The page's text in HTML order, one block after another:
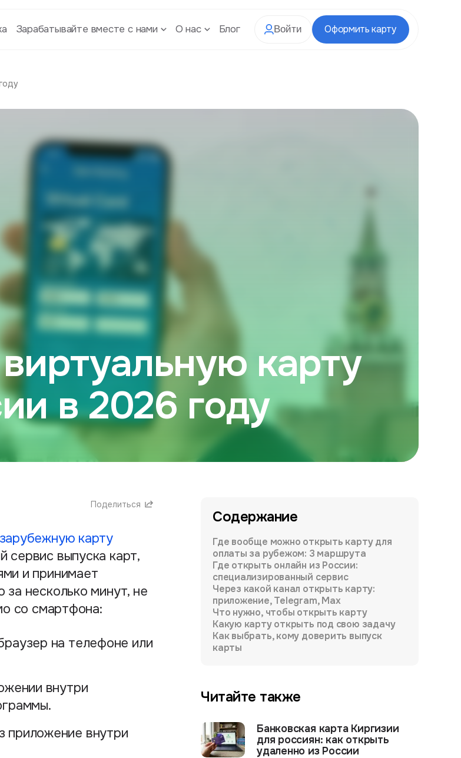
Зарабатывайте вместе с нами О нас Блог Войти Оформить карту
карту
в 2026 году
Поделиться
карту
сервис выпуска карт,
и принимает
несколько минут, не
со смартфона:
на телефоне или
внутри
приложение внутри
Содержание
Где вообще можно открыть карту для
оплаты за рубежом: 3 маршрута
Где открыть онлайн из России:
специализированный сервис
Через какой канал открыть карту:
приложение, Telegram, Max
Что нужно, чтобы открыть карту
Какую карту открыть под свою задачу
Как выбрать, кому доверить выпуск
карты
Читайте также
Банковская карта Киргизии
для россиян: как открыть
удаленно из России